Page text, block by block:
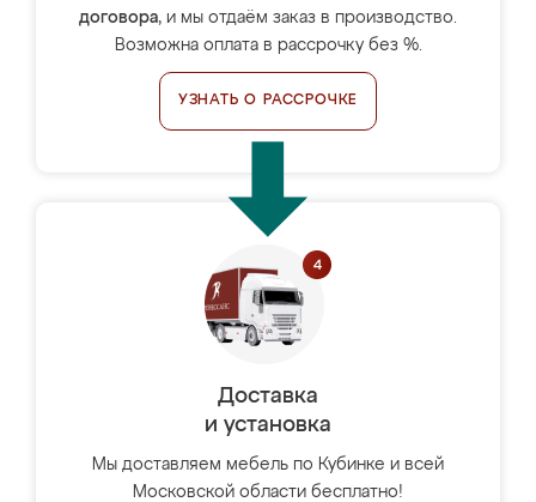
договора, и мы отдаём заказ в производство.
Возможна оплата в рассрочку без %.
УЗНАТЬ О РАССРОЧКЕ
Доставка
и установка
Мы доставляем мебель по Кубинке и всей
Московской области бесплатно!